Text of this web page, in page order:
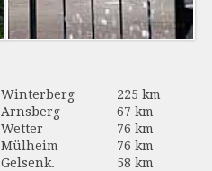
Winterberg
225 km
Arnsberg
67 km
Wetter
76 km
Mülheim
76 km
Gelsenk.
58 km